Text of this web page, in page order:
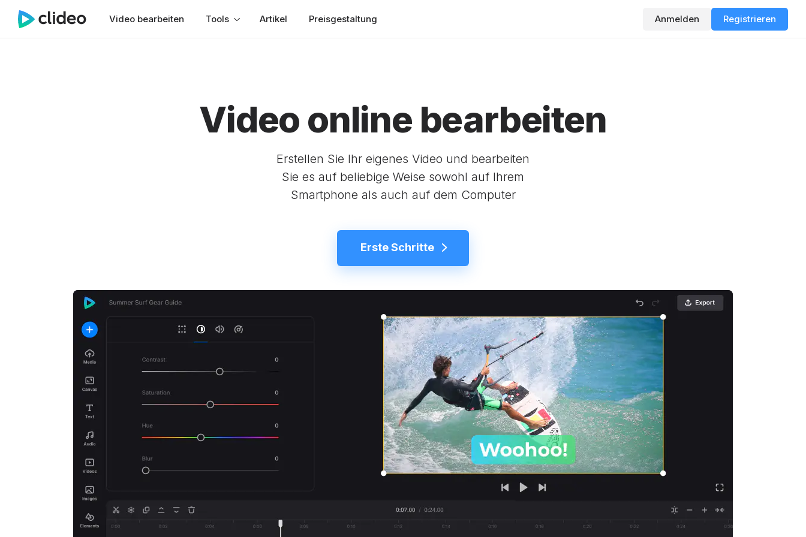
Video bearbeiten Tools Artikel Preisgestaltung Anmelden Registrieren
Video online bearbeiten
Erstellen Sie Ihr eigenes Video und bearbeiten
Sie es auf beliebige Weise sowohl auf Ihrem
Smartphone als auch auf dem Computer
Erste Schritte